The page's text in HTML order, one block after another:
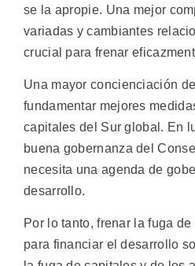
se la apropie. Una mejor
variadas y cambiantes
crucial para frenar
Una mayor concienciación
fundamentar mejores
capitales del Sur global. En
buena gobernanza del
necesita una agenda de
desarrollo.
Por lo tanto, frenar la fuga
para financiar el desarrollo